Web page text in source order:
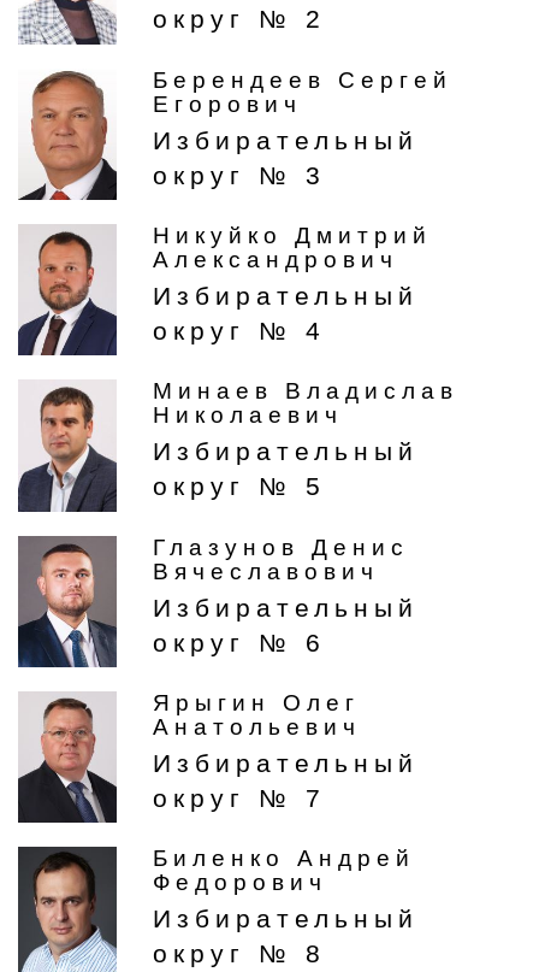
округ № 2
Берендеев Сергей
Егорович
Избирательный
округ № 3
Никуйко Дмитрий
Александрович
Избирательный
округ № 4
Минаев Владислав
Николаевич
Избирательный
округ № 5
Глазунов Денис
Вячеславович
Избирательный
округ № 6
Ярыгин Олег
Анатольевич
Избирательный
округ № 7
Биленко Андрей
Федорович
Избирательный
округ № 8